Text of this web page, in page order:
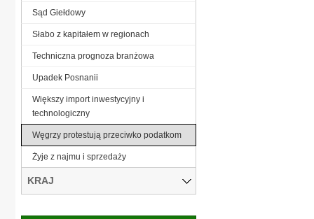
Sąd Giełdowy
Słabo z kapitałem w regionach
Techniczna prognoza branżowa
Upadek Posnanii
Większy import inwestycyjny i
technologiczny
Węgrzy protestują przeciwko podatkom
Żyje z najmu i sprzedaży
KRAJ